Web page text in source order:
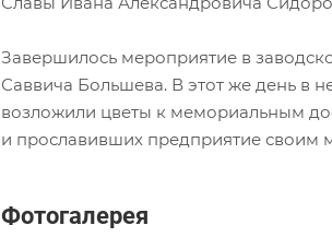
Завершилось мероприятие в
Саввича Большева. В этот же день в
возложили цветы к мемориальным
и прославивших предприятие своим
Фотогалерея